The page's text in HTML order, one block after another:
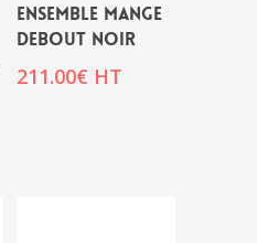
ENSEMBLE MANGE
DEBOUT NOIR
211.00€ HT